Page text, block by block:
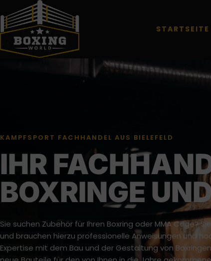
STARTSEITE
KAMPFSPORT FACHHANDEL AUS BIELEFELD
IHR
BOXRINGE
Sie suchen Zubehör für Ihren Boxring oder MMA Cage?
und brauchen hierzu professionelle Anweisungen und
Expertise mit dem Bau und der Gestaltung von